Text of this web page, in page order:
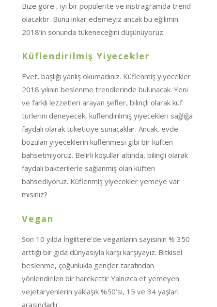
Bize göre , iyi bir popülerite ve instragramda trend
olacaktır. Bunu inkar edemeyiz ancak bu eğilimin
2018’in sonunda tükeneceğini düşünüyoruz.
Küflendirilmiş Yiyecekler
Evet, başlığı yanlış okumadınız. Küflenmiş yiyecekler
2018 yılının beslenme trendlerinde bulunacak. Yeni
ve farklı lezzetleri arayan şefler, bilinçli olarak küf
türlerini deneyecek, küflendirilmiş yiyecekleri sağlığa
faydalı olarak tüketiciye sunacaklar. Ancak, evde
bozulan yiyeceklerin küflenmesi gibi bir küften
bahsetmiyoruz. Belirli koşullar altında, bilinçli olarak
faydalı bakterilerle sağlanmış olan küften
bahsediyoruz. Küflenmiş yiyecekler yemeye var
mısınız?
Vegan
Son 10 yılda İngiltere’de veganların sayısının % 350
arttığı bir gıda dünyasıyla karşı karşıyayız. Bitkisel
beslenme, çoğunlukla gençler tarafından
yönlendirilen bir harekettir Yalnızca et yemeyen
vejetaryenlerin yaklaşık %50’si, 15 ve 34 yaşları
arasındadır.